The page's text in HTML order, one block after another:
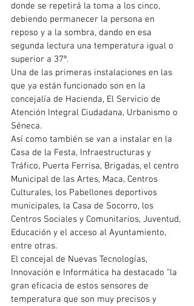
donde se repetirá la toma a los cinco,
debiendo permanecer la persona en
reposo y a la sombra, dando en esa
segunda lectura una temperatura igual o
superior a 37º.
Una de las primeras instalaciones en las
que ya están funcionado son en la
concejalía de Hacienda, El Servicio de
Atención Integral Ciudadana, Urbanismo o
Séneca.
Así como también se van a instalar en la
Casa de la Festa, Infraestructuras y
Tráfico, Puerta Ferrisa, Brigadas, el centro
Municipal de las Artes, Maca, Centros
Culturales, los Pabellones deportivos
municipales, la Casa de Socorro, los
Centros Sociales y Comunitarios, Juventud,
Educación y el acceso al Ayuntamiento,
entre otras.
El concejal de Nuevas Tecnologías,
Innovación e Informática ha destacado “la
gran eficacia de estos sensores de
temperatura que son muy precisos y